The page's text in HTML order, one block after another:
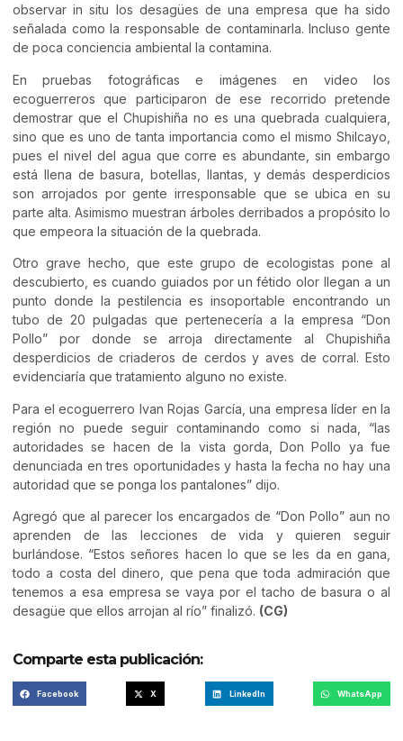
observar in situ los desagües de una empresa que ha sido
señalada como la responsable de contaminarla. Incluso gente
de poca conciencia ambiental la contamina.
En pruebas fotográficas e imágenes en video los
ecoguerreros que participaron de ese recorrido pretende
demostrar que el Chupishiña no es una quebrada cualquiera,
sino que es uno de tanta importancia como el mismo Shilcayo,
pues el nivel del agua que corre es abundante, sin embargo
está llena de basura, botellas, llantas, y demás desperdicios
son arrojados por gente irresponsable que se ubica en su
parte alta. Asimismo muestran árboles derribados a propósito lo
que empeora la situación de la quebrada.
Otro grave hecho, que este grupo de ecologistas pone al
descubierto, es cuando guiados por un fétido olor llegan a un
punto donde la pestilencia es insoportable encontrando un
tubo de 20 pulgadas que pertenecería a la empresa “Don
Pollo” por donde se arroja directamente al Chupishiña
desperdicios de criaderos de cerdos y aves de corral. Esto
evidenciaría que tratamiento alguno no existe.
Para el ecoguerrero Ivan Rojas García, una empresa líder en la
región no puede seguir contaminando como si nada, “las
autoridades se hacen de la vista gorda, Don Pollo ya fue
denunciada en tres oportunidades y hasta la fecha no hay una
autoridad que se ponga los pantalones” dijo.
Agregó que al parecer los encargados de “Don Pollo” aun no
aprenden de las lecciones de vida y quieren seguir
burlándose. “Estos señores hacen lo que se les da en gana,
todo a costa del dinero, que pena que toda admiración que
tenemos a esa empresa se vaya por el tacho de basura o al
desagüe que ellos arrojan al río” finalizó. (CG)
Comparte esta publicación:
Facebook X LinkedIn WhatsApp